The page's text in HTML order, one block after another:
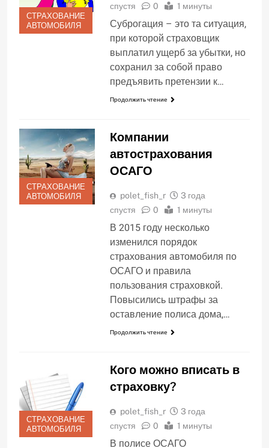
СТРАХОВАНИЕ
АВТОМОБИЛЯ
спустя
0 1 минуты
Суброгация – это та ситуация,
при которой страховщик
выплатил ущерб за убытки, но
сохранил за собой право
предъявить претензии к…
Продолжить чтение
СТРАХОВАНИЕ
АВТОМОБИЛЯ
Компании
автострахования
ОСАГО
polet_fish_r
3 года
спустя
0 1 минуты
В 2015 году несколько
изменился порядок
страхования автомобиля по
ОСАГО и правила
пользования страховкой.
Повысились штрафы за
оставление полиса дома,…
Продолжить чтение
СТРАХОВАНИЕ
АВТОМОБИЛЯ
Кого можно вписать в
страховку?
polet_fish_r
3 года
спустя
0 1 минуты
В полисе ОСАГО